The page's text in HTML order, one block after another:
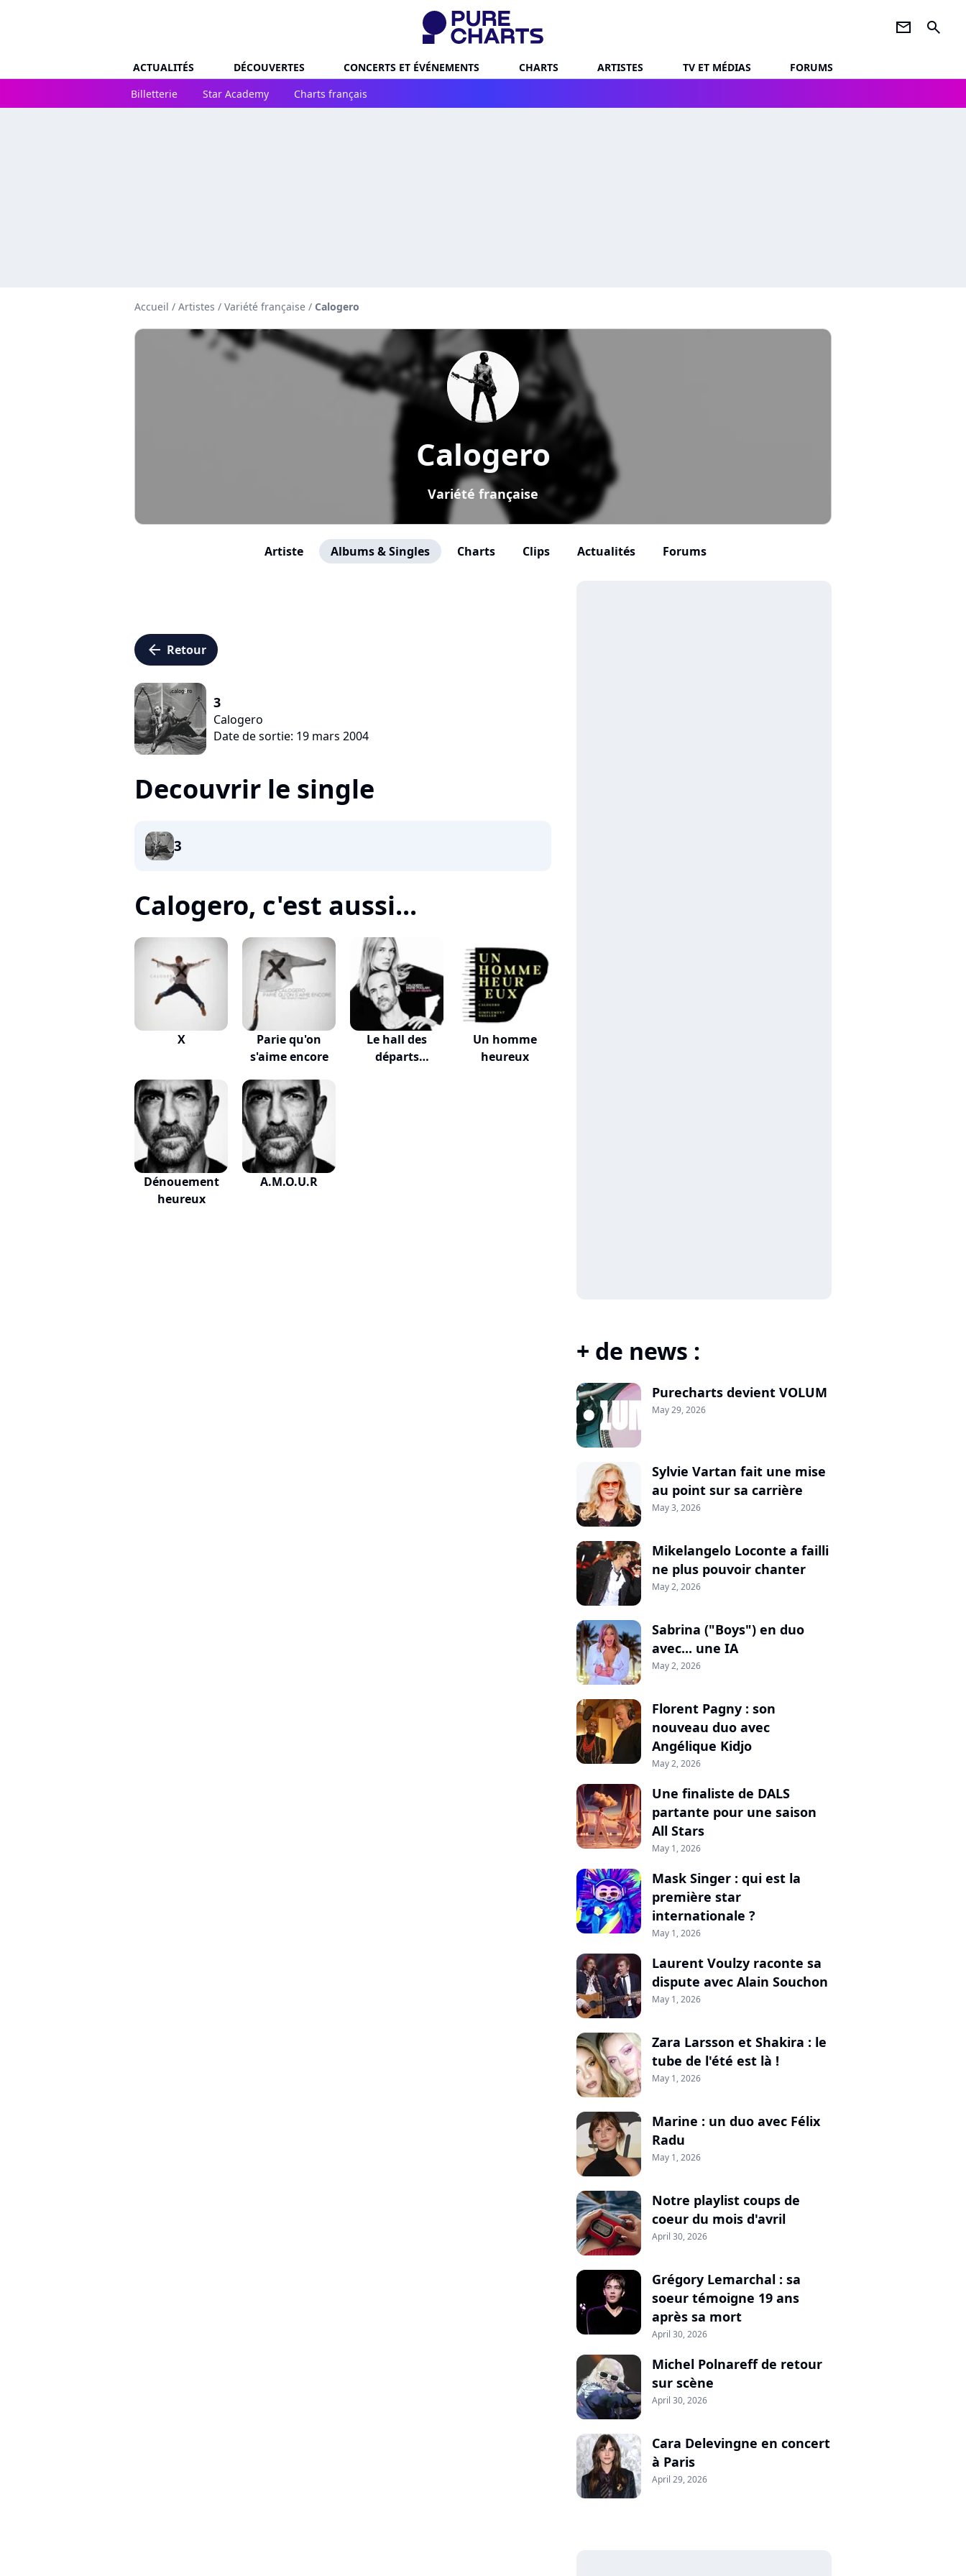
newsletter search
ACTUALITÉS DÉCOUVERTES CONCERTS ET ÉVÉNEMENTS CHARTS ARTISTES TV ET MÉDIAS
FORUMS
Billetterie
Star Academy Charts français
Accueil / Artistes / Variété française / Calogero
Calogero
Variété française
Artiste Albums & Singles Charts Clips Actualités Forums
arrow_left Retour
3
Calogero
Date de sortie: 19 mars 2004
Decouvrir le single
3
Calogero, c'est aussi...
X
Parie qu'on
s'aime encore
Le hall des
départs
Un homme
heureux
Dénouement
heureux
A.M.O.U.R
+ de news :
Purecharts devient VOLUM
May 29, 2026
Sylvie Vartan fait une mise
au point sur sa carrière
May 3, 2026
Mikelangelo Loconte a failli
ne plus pouvoir chanter
May 2, 2026
Sabrina ("Boys") en duo
avec... une IA
May 2, 2026
Florent Pagny : son
nouveau duo avec
Angélique Kidjo
May 2, 2026
Une finaliste de DALS
partante pour une saison
All Stars
May 1, 2026
Mask Singer : qui est la
première star
internationale ?
May 1, 2026
Laurent Voulzy raconte sa
dispute avec Alain Souchon
May 1, 2026
Zara Larsson et Shakira : le
tube de l'été est là !
May 1, 2026
Marine : un duo avec Félix
Radu
May 1, 2026
Notre playlist coups de
coeur du mois d'avril
April 30, 2026
Grégory Lemarchal : sa
soeur témoigne 19 ans
après sa mort
April 30, 2026
Michel Polnareff de retour
sur scène
April 30, 2026
Cara Delevingne en concert
à Paris
April 29, 2026